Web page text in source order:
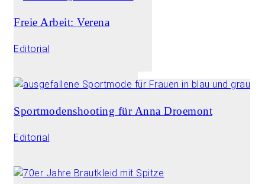
Freie Arbeit: Verena
Editorial
Sportmodenshooting für Anna Droemont
Editorial